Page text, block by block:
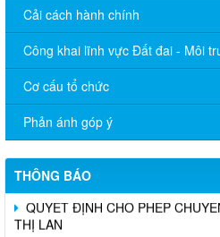
Cải cách hành chính
Công khai lĩnh vực Đất đai - Môi
Cơ cấu tổ chức
Phản ánh góp ý
THÔNG BÁO
QUYẾT ĐỊNH CHO PHEP
ĐOÀN KHÁNH NGỌC
QUYẾT ĐỊNH CHO PHEP
THỊ TẦM
QUYẾT ĐỊNH CHO PHEP
THỊ LAN